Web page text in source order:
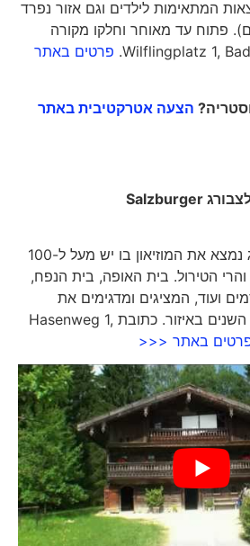
המתאימות לילדים וגם אזור נפרד
פתוח עד מאוחר וחלקו מקורה
פרטים באתר
הצעה אטרקטיבית באתר
Salzburger
מעט מערבית לזלצבורג נמצא את המוזיאון בו יש מעל ל-100
הטירול. בית האופה, בית הנפח,
ועוד, המציגים ומדגימים את
האורח החיים בן מאות השנים באיזור. כתובת Hasenweg 1,
באתר <<<